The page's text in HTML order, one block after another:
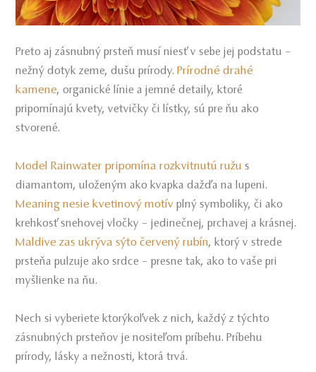
Preto aj zásnubný prsteň musí niesť v sebe jej podstatu –
nežný dotyk zeme, dušu prírody.Prírodné drahé
kamene, organické línie a jemné detaily, ktoré
pripomínajú kvety, vetvičky či lístky, sú pre ňu ako
stvorené.
Model Rainwater pripomína rozkvitnutú ružu s
diamantom, uloženým ako kvapka dažďa na lupeni.
Meaning nesie kvetinový motív plný symboliky, či ako
krehkosť snehovej vločky – jedinečnej, prchavej a krásnej.
Maldive zas ukrýva sýto červený rubín, ktorý v strede
prsteňa pulzuje ako srdce – presne tak, ako to vaše pri
myšlienke na ňu.
Nech si vyberiete ktorýkoľvek z nich, každý z týchto
zásnubných prsteňov je nositeľom príbehu. Príbehu
prírody, lásky a nežnosti, ktorá trvá.